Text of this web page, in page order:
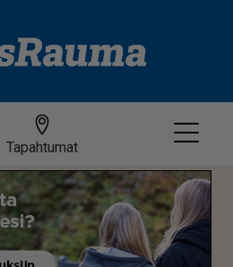
Tapahtumat